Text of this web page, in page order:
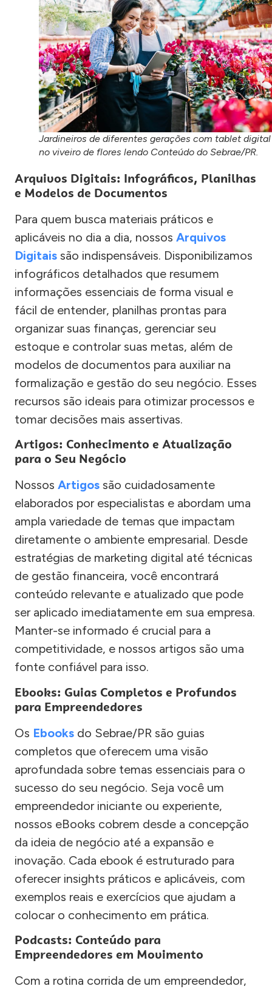
Jardineiros de diferentes gerações com tablet digital
no viveiro de flores lendo Conteúdo do Sebrae/PR.
Arquivos Digitais: Infográficos, Planilhas
e Modelos de Documentos
Para quem busca materiais práticos e
aplicáveis no dia a dia, nossos Arquivos
Digitais são indispensáveis. Disponibilizamos
infográficos detalhados que resumem
informações essenciais de forma visual e
fácil de entender, planilhas prontas para
organizar suas finanças, gerenciar seu
estoque e controlar suas metas, além de
modelos de documentos para auxiliar na
formalização e gestão do seu negócio. Esses
recursos são ideais para otimizar processos e
tomar decisões mais assertivas.
Artigos: Conhecimento e Atualização
para o Seu Negócio
Nossos Artigos são cuidadosamente
elaborados por especialistas e abordam uma
ampla variedade de temas que impactam
diretamente o ambiente empresarial. Desde
estratégias de marketing digital até técnicas
de gestão financeira, você encontrará
conteúdo relevante e atualizado que pode
ser aplicado imediatamente em sua empresa.
Manter-se informado é crucial para a
competitividade, e nossos artigos são uma
fonte confiável para isso.
Ebooks: Guias Completos e Profundos
para Empreendedores
Os Ebooks do Sebrae/PR são guias
completos que oferecem uma visão
aprofundada sobre temas essenciais para o
sucesso do seu negócio. Seja você um
empreendedor iniciante ou experiente,
nossos eBooks cobrem desde a concepção
da ideia de negócio até a expansão e
inovação. Cada ebook é estruturado para
oferecer insights práticos e aplicáveis, com
exemplos reais e exercícios que ajudam a
colocar o conhecimento em prática.
Podcasts: Conteúdo para
Empreendedores em Movimento
Com a rotina corrida de um empreendedor,